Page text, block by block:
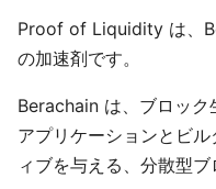
Proof of Liquidity は、
の加速剤です。
Berachain は、ブロッ
アプリケーションとビ
ィブを与える、分散型ブ